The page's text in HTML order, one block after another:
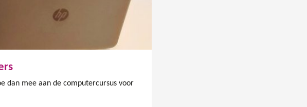
dan mee aan de computercursus voor